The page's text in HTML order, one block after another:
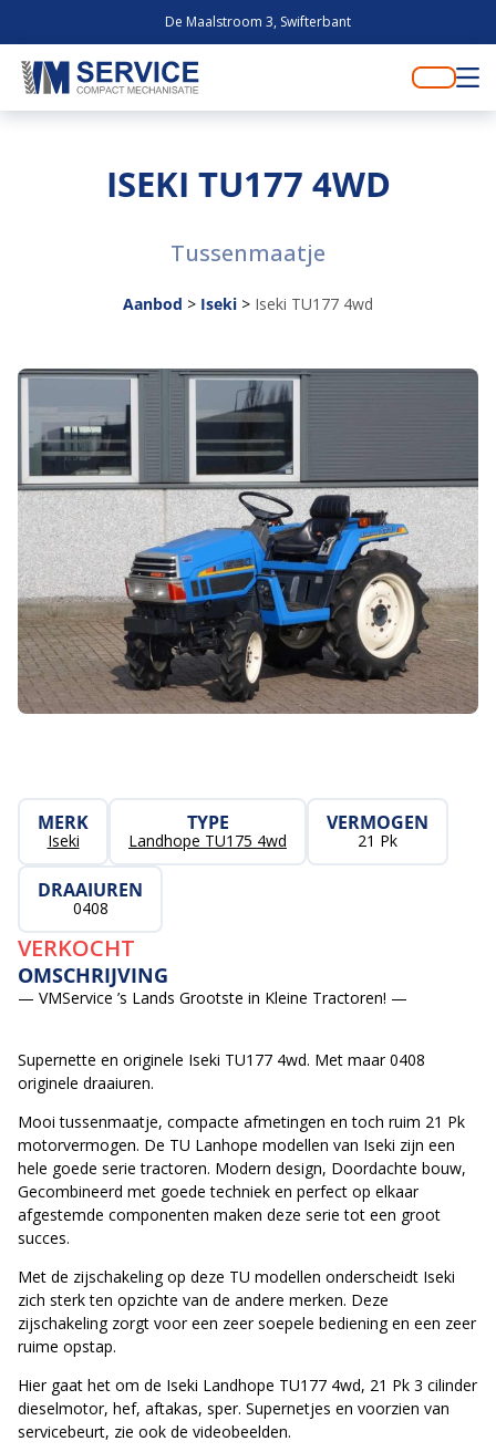
De Maalstroom 3, Swifterbant
ISEKI TU177 4WD
Tussenmaatje
Aanbod > Iseki > Iseki TU177 4wd
MERK
Iseki
TYPE
Landhope TU175 4wd
VERMOGEN
21 Pk
DRAAIUREN
0408
VERKOCHT
OMSCHRIJVING
— VMService ’s Lands Grootste in Kleine Tractoren! —
Supernette en originele Iseki TU177 4wd. Met maar 0408
originele draaiuren.
Mooi tussenmaatje, compacte afmetingen en toch ruim 21 Pk
motorvermogen. De TU Lanhope modellen van Iseki zijn een
hele goede serie tractoren. Modern design, Doordachte bouw,
Gecombineerd met goede techniek en perfect op elkaar
afgestemde componenten maken deze serie tot een groot
succes.
Met de zijschakeling op deze TU modellen onderscheidt Iseki
zich sterk ten opzichte van de andere merken. Deze
zijschakeling zorgt voor een zeer soepele bediening en een zeer
ruime opstap.
Hier gaat het om de Iseki Landhope TU177 4wd, 21 Pk 3 cilinder
dieselmotor, hef, aftakas, sper. Supernetjes en voorzien van
servicebeurt, zie ook de videobeelden.